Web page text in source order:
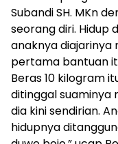
Subandi SH. MKn
seorang diri.
anaknya diajarinya
pertama bantuan
Beras 10 kilogram
ditinggal suaminya
dia kini sendirian.
hidupnya